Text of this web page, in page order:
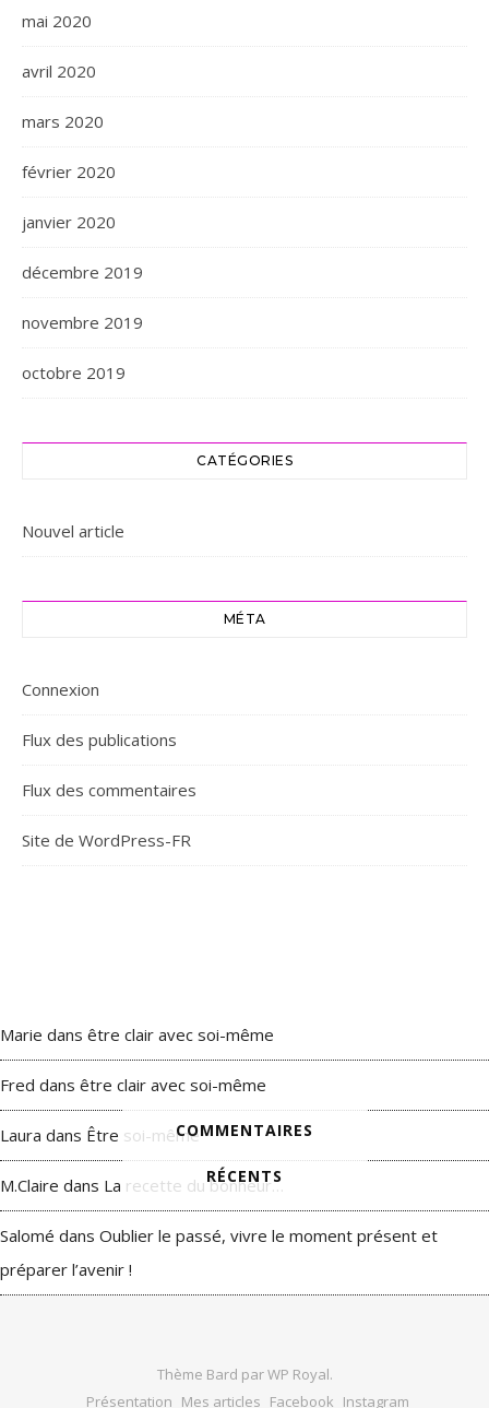
mai 2020
avril 2020
mars 2020
février 2020
janvier 2020
décembre 2019
novembre 2019
octobre 2019
CATÉGORIES
Nouvel article
MÉTA
Connexion
Flux des publications
Flux des commentaires
Site de WordPress-FR
COMMENTAIRES
RÉCENTS
Marie dans être clair avec soi-même
Fred dans être clair avec soi-même
Laura dans Être soi-même
M.Claire dans La recette du bonheur…
Salomé dans Oublier le passé, vivre le moment présent et
préparer l’avenir !
Thème Bard parWP Royal.
Présentation Mes articles Facebook Instagram